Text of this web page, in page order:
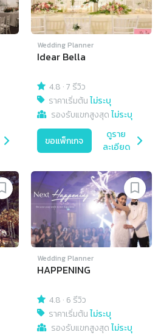
Wedding Planner
Idear Bella
4.8 ·7 รีวิว
ราคาเริ่มต้นไม่ระบุ
รองรับแขกสูงสุดไม่ระบุ
ขอแพ็กเกจ
ดูราย
ละเอียด
Wedding Planner
HAPPENING
4.8 · 6 รีวิว
ราคาเริ่มต้นไม่ระบุ
รองรับแขกสูงสุดไม่ระบุ